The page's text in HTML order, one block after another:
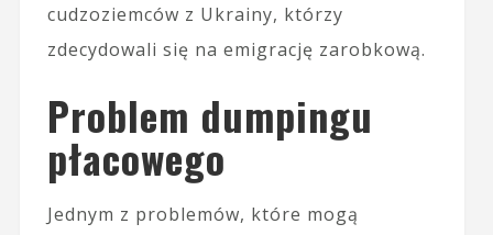
cudzoziemców z Ukrainy, którzy
zdecydowali się na emigrację zarobkową.
Problem dumpingu
płacowego
Jednym z problemów, które mogą